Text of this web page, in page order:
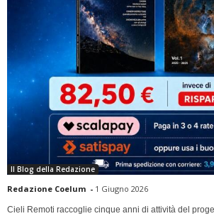
Il Blog della Redazione
Redazione Coelum - 1 Giugno 2026
Cieli Remoti raccoglie cinque anni di attività del